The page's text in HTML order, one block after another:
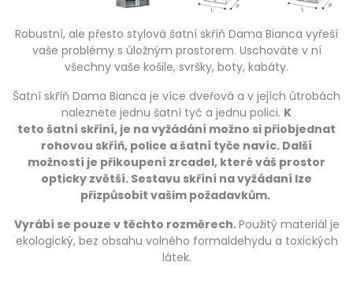
Robustní, ale přesto stylová šatní skříň Dama Bianca vyřeší
vaše problémy s úložným prostorem. Uschováte v ní
všechny vaše košile, svršky, boty, kabáty.
Šatní skříň Dama Bianca je více dveřová a v jejích útrobách
naleznete jednu šatní tyč a jednu polici. K
teto šatní skříní, je na vyžádání možno si přiobjednat
rohovou skříň, police a šatní tyče navíc. Další
možností je přikoupení zrcadel, které váš prostor
opticky zvětší. Sestavu skříní na vyžádaní lze
přizpůsobit vašim požadavkům.
Vyrábí se pouze v těchto rozměrech.Použitý materiál je
ekologický, bez obsahu volného formaldehydu a toxických
látek.